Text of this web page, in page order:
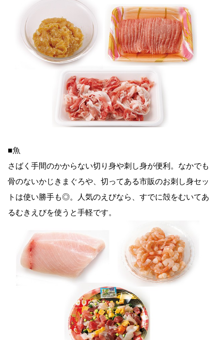
■魚
さばく手間のかからない切り身や刺し身が便利。なかでも
骨のないかじきまぐろや、切ってある市販のお刺し身セッ
トは使い勝手も◎。人気のえびなら、すでに殻をむいてあ
るむきえびを使うと手軽です。